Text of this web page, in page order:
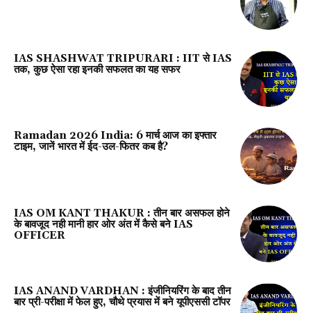
IAS SHASHWAT TRIPURARI : IIT से IAS
तक, कुछ ऐसा रहा इनकी सफलत का यह सफर
Ramadan 2026 India: 6 मार्च आज का इफ्तार
टाइम, जानें भारत में ईद-उल-फितर कब है?
IAS OM KANT THAKUR : तीन बार असफल होने
के बावजूद नही मानी हार ओर अंत में कैसे बने IAS
OFFICER
IAS ANAND VARDHAN : इंजीनियरिंग के बाद तीन
बार प्री-परीक्षा में फेल हुए, चौथे प्रयास में बने यूपीएससी टॉपर